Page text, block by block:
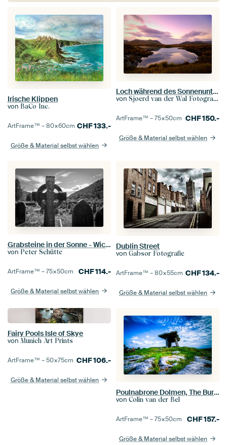
Irische Klippen
von BaCo Inc.
ArtFrame™ –80×60cm CHF133.-
Größe & Material selbst wählen
Loch während des Sonnenuntergangs in Connemara, Irland
von Sjoerd van der Wal Fotografie
ArtFrame™ –75×50cm CHF150.-
Größe & Material selbst wählen
Grabsteine ​​in der Sonne - Wicklow Mountains
von Peter Schütte
ArtFrame™ –75×50cm CHF114.-
Größe & Material selbst wählen
Dublin Street
von Gabsor Fotografie
ArtFrame™ –80×55cm CHF134.-
Größe & Material selbst wählen
Fairy Pools Isle of Skye
von Munich Art Prints
ArtFrame™ –50×75cm CHF106.-
Größe & Material selbst wählen
Poulnabrone Dolmen, The Burren, Irland
von Colin van der Bel
ArtFrame™ –75×50cm CHF157.-
Größe & Material selbst wählen